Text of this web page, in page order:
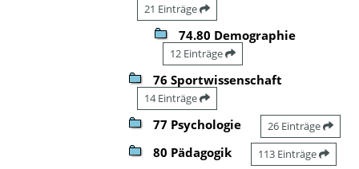
21 Einträge
74.80 Demographie
12 Einträge
76 Sportwissenschaft
14 Einträge
77 Psychologie 26 Einträge
80 Pädagogik 113 Einträge